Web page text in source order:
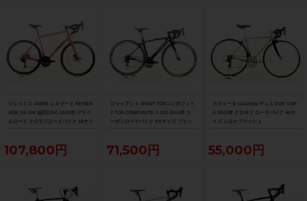
ジェイミス JAMIS レネゲード RENEG
ADE S5 105 油圧DISC 2021年 グラベ
ルロード クロモリロードバイク 58サイ
107,800円
ジャイアント GIANT TCRコンポジット
2 TCR COMPOSITE 2 105 2014年 カ
ーボンロードバイク XSサイズ ブラッ
71,500円
カラミータ Calamita デュエ DUE SOR
A 2013年 クロモリ ロードバイク 46サ
イズ シルクブラッシュ
55,000円